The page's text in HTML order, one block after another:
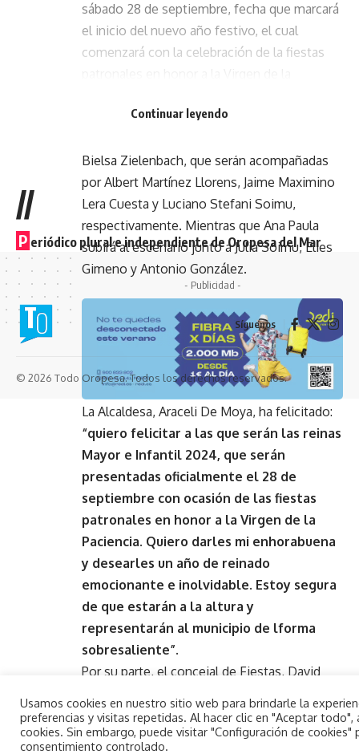
sábado 28 de septiembre, fecha que marcará
el inicio del nuevo año festivo, el cual
comenzará con la celebración de la fiestas
4 al 13 de octubre. Las Damas de la Corte de
Bielsa Zielenbach, que serán acompañadas
por Albert Martínez Llorens, Jaime Maximino
Lera Cuesta y Luciano Stefani Soimu,
respectivamente. Mientras que Ana Paula
subirá al escenario junto a Julia Soimu, Elies
Gimeno y Antonio González.
- Publicidad -
La Alcaldesa, Araceli De Moya, ha felicitado:
“quiero felicitar a las que serán las reinas
Mayor e Infantil 2024, que serán
presentadas oficialmente el 28 de
septiembre con ocasión de las fiestas
patronales en honor a la Virgen de la
Paciencia. Quiero darles mi enhorabuena
y desearles un año de reinado
emocionante e inolvidable. Estoy segura
de que estarán a la altura y
representarán al municipio de lforma
sobresaliente”.
Por su parte, el concejal de Fiestas, David
enhorabuena a Alba y a Ana Paula, así
como a su Corte de Honor y Festers. El
Continuar leyendo
//
P eriódico plural e independiente de Oropesa del Mar
Síguenos
© 2026 Todo Oropesa. Todos los derechos reservados.
Usamos cookies en nuestro sitio web para brindarle la
preferencias y visitas repetidas. Al hacer clic en "Aceptar
cookies. Sin embargo, puede visitar "Configuración de cookies"
consentimiento controlado.